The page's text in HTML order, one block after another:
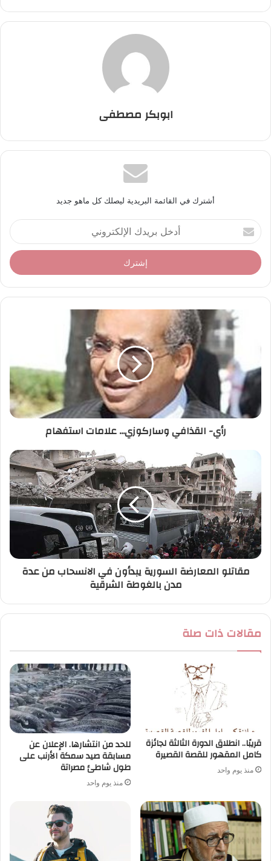
ابوبكر مصطفى
أشترك في القائمة البريدية ليصلك كل ماهو جديد
أ
د
خ
ل
ر
ل
إ
ل
ت
ر
ي
رأي- القذافي وساركوزي... علامات استفهام
مقاتلو المعارضة السورية يبدأون في الانسحاب من عدة
مدن بالغوطة الشرقية
مقالات ذات صلة
قريبًا.. انطلاق الدورة الثالثة لجائزة
كامل المقهور للقصة القصيرة
منذ يوم واحد
للحد من انتشارها. الإعلان عن
مسابقة صيد سمكة الأرنب على
طول شاطئ مصراتة
منذ يوم واحد